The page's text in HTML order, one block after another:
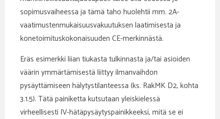
sopimusvaiheessa ja tämä taho huolehtii mm. 2A-
vaatimustenmukaisuusvakuutuksen laatimisesta ja
konetoimituskokonaisuuden CE-merkinnästä.
Eräs esimerkki liian tiukasta tulkinnasta ja/tai asioiden
väärin ymmärtämisestä liittyy ilmanvaihdon
pysäyttämiseen hälytystilanteessa (ks. RakMK D2, kohta
3.1.5). Tätä painiketta kutsutaan yleiskielessä
virheellisesti IV-hätäpysäytyspainikkeeksi, mitä se ei